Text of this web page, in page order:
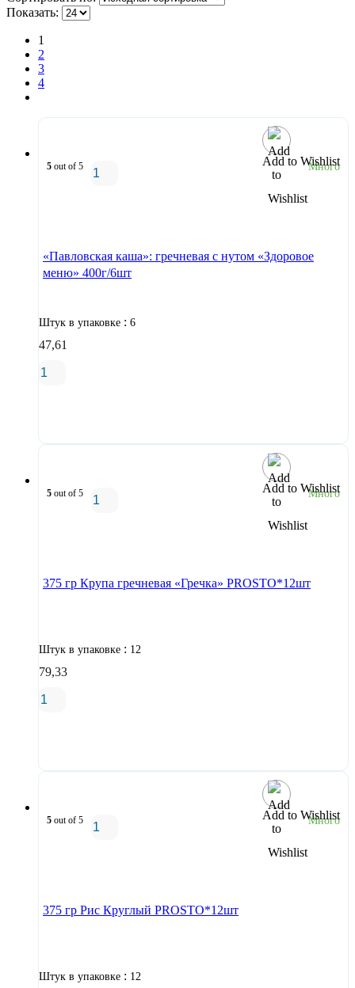
Показать:
1
2
3
4
Add to Wishlist
5 out of 5 Много
«Павловская каша»: гречневая с нутом «Здоровое
меню» 400г/6шт
Штук в упаковке : 6
47,61
Add to Wishlist
5 out of 5 Много
375 гр Крупа гречневая «Гречка» PROSTO*12шт
Штук в упаковке : 12
79,33
Add to Wishlist
5 out of 5 Много
375 гр Рис Круглый PROSTO*12шт
Штук в упаковке : 12